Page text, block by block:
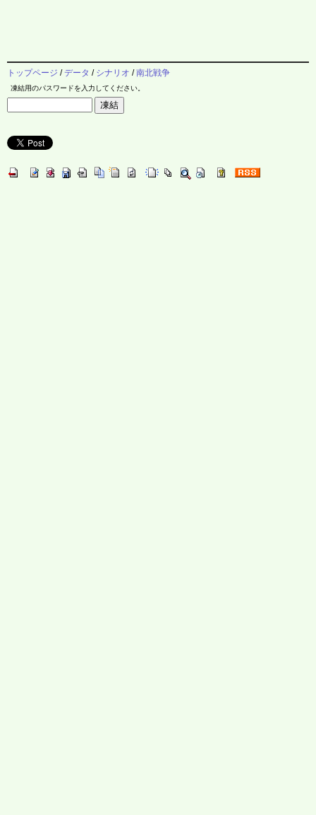
トップページ /データ / シナリオ /南北戦争
凍結用のパスワードを入力してください。